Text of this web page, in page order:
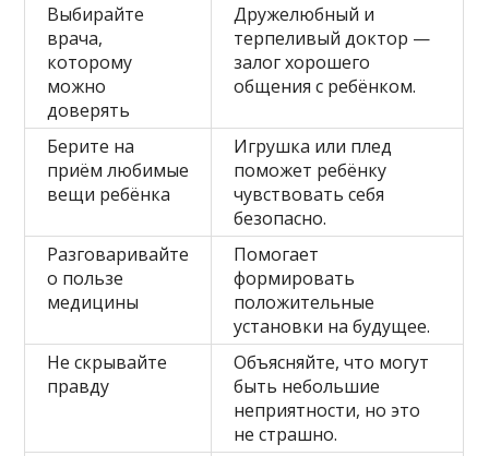
Выбирайте
врача,
которому
можно
доверять
Дружелюбный и
терпеливый доктор —
залог хорошего
общения с ребёнком.
Берите на
приём любимые
вещи ребёнка
Игрушка или плед
поможет ребёнку
чувствовать себя
безопасно.
Разговаривайте
о пользе
медицины
Помогает
формировать
положительные
установки на будущее.
Не скрывайте
правду
Объясняйте, что могут
быть небольшие
неприятности, но это
не страшно.